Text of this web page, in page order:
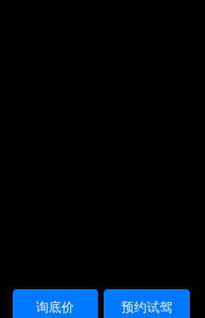
预约试驾
询底价